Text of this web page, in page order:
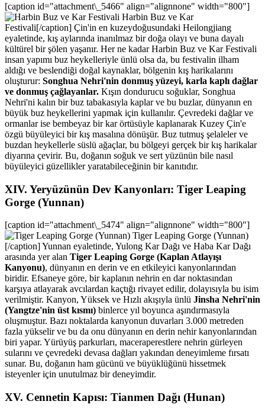
[caption id="attachment\_5466" align="alignnone" width="800"]
Harbin Buz ve Kar
Festivali[/caption] Çin'in en kuzeydoğusundaki Heilongjiang
eyaletinde, kış aylarında inanılmaz bir doğa olayı ve buna dayalı
kültürel bir şölen yaşanır. Her ne kadar Harbin Buz ve Kar Festivali
insan yapımı buz heykelleriyle ünlü olsa da, bu festivalin ilham
aldığı ve beslendiği doğal kaynaklar, bölgenin kış harikalarını
oluşturur: Songhua Nehri'nin donmuş yüzeyi, karla kaplı dağlar
ve donmuş çağlayanlar. Kışın dondurucu soğuklar, Songhua
Nehri'ni kalın bir buz tabakasıyla kaplar ve bu buzlar, dünyanın en
büyük buz heykellerini yapmak için kullanılır. Çevredeki dağlar ve
ormanlar ise bembeyaz bir kar örtüsüyle kaplanarak Kuzey Çin'e
özgü büyüleyici bir kış masalına dönüşür. Buz tutmuş şelaleler ve
buzdan heykellerle süslü ağaçlar, bu bölgeyi gerçek bir kış harikalar
diyarına çevirir. Bu, doğanın soğuk ve sert yüzünün bile nasıl
büyüleyici güzellikler yaratabileceğinin bir kanıtıdır.
XIV. Yeryüzünün Dev Kanyonları: Tiger Leaping
Gorge (Yunnan)
[caption id="attachment\_5474" align="alignnone" width="800"]
Tiger Leaping Gorge (Yunnan)
[/caption] Yunnan eyaletinde, Yulong Kar Dağı ve Haba Kar Dağı
arasında yer alan Tiger Leaping Gorge (Kaplan Atlayışı
Kanyonu), dünyanın en derin ve en etkileyici kanyonlarından
biridir. Efsaneye göre, bir kaplanın nehrin en dar noktasından
karşıya atlayarak avcılardan kaçtığı rivayet edilir, dolayısıyla bu isim
verilmiştir. Kanyon, Yüksek ve Hızlı akışıyla ünlü Jinsha Nehri'nin
(Yangtze'nin üst kısmı) binlerce yıl boyunca aşındırmasıyla
oluşmuştur. Bazı noktalarda kanyonun duvarları 3.000 metreden
fazla yükselir ve bu da onu dünyanın en derin nehir kanyonlarından
biri yapar. Yürüyüş parkurları, maceraperestlere nehrin gürleyen
sularını ve çevredeki devasa dağları yakından deneyimleme fırsatı
sunar. Bu, doğanın ham gücünü ve büyüklüğünü hissetmek
isteyenler için unutulmaz bir deneyimdir.
XV. Cennetin Kapısı: Tianmen Dağı (Hunan)